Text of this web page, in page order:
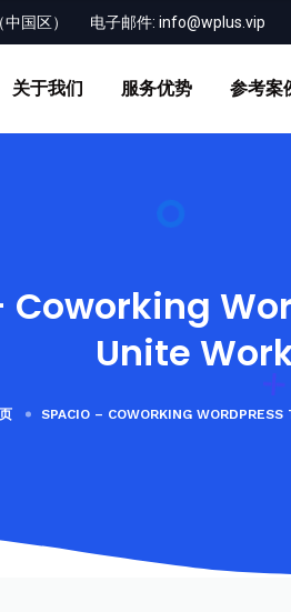
国区） 电子邮件: info@wplus.vip
关于我们 服务优势 参考案
Coworking
Unite
SPACIO – COWORKING